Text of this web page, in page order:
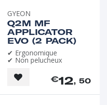
GYEON
Q2M MF
APPLICATOR
EVO (2 PACK)
✔ Ergonomique
✔ Non pelucheux
€12, 50